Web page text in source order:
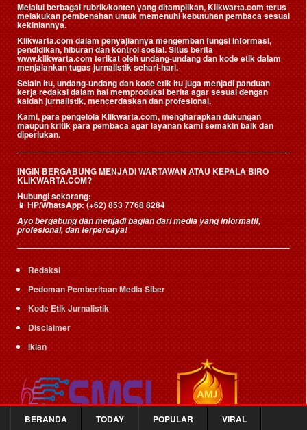
Melalui berbagai rubrik/konten yang ditampilkan, Klikwarta.com terus
melakukan pembenahan untuk memenuhi kebutuhan pembaca sesuai
kekiniannya.
Klikwarta.com dalam penyajiannya mengemban fungsi informasi,
pendidikan, hiburan dan kontrol sosial. Situs berita
www.klikwarta.com terikat oleh undang-undang dan kode etik dalam
menjalankan tugas jurnalistik sehari-hari.
Selain itu, undang-undang dan kode etik itu juga menjadi panduan
kerja redaksi dalam hal memproduksi berita agar sesuai dengan
kaidah jurnalistik, mencerdaskan dan profesional.
Kami, para pengelola Klikwarta.com, mengharapkan dukungan
maupun kritik para pembaca agar layanan kami semakin baik dan
diperlukan.
INGIN BERGABUNG MENJADI WARTAWAN ATAU KEPALA BIRO
KLIKWARTA.COM?
Hubungi sekarang:
📱HP/WhatsApp:(+62) 853 7768 8284
Ayo bergabung dan menjadi bagian dari media yang informatif,
profesional, dan terpercaya!
Redaksi
Pedoman Pemberitaan Media Siber
Kode Etik Jurnalistik
Disclaimer
Iklan
BERANDA TODAY POPULAR VIRAL